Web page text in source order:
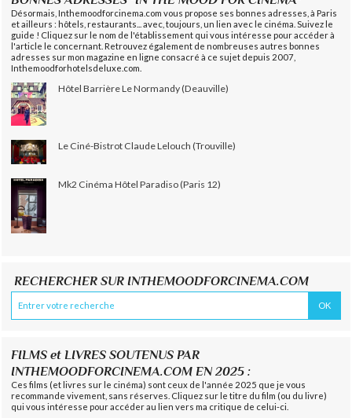
Désormais, Inthemoodforcinema.com vous propose ses bonnes adresses, à Paris
et ailleurs : hôtels, restaurants... avec, toujours, un lien avec le cinéma. Suivez le
guide ! Cliquez sur le nom de l'établissement qui vous intéresse pour accéder à
l'article le concernant. Retrouvez également de nombreuses autres bonnes
adresses sur mon magazine en ligne consacré à ce sujet depuis 2007,
Inthemoodforhotelsdeluxe.com.
Hôtel Barrière Le Normandy (Deauville)
Le Ciné-Bistrot Claude Lelouch (Trouville)
Mk2 Cinéma Hôtel Paradiso (Paris 12)
RECHERCHER SUR INTHEMOODFORCINEMA.COM
FILMS et LIVRES SOUTENUS PAR
INTHEMOODFORCINEMA.COM EN 2025 :
Ces films (et livres sur le cinéma) sont ceux de l'année 2025 que je vous
recommande vivement, sans réserves. Cliquez sur le titre du film (ou du livre)
qui vous intéresse pour accéder au lien vers ma critique de celui-ci.